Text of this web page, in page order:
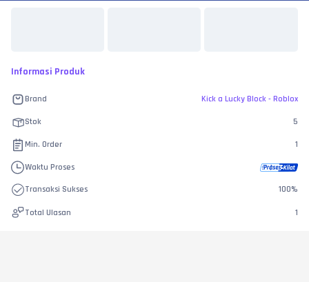
Informasi Produk
Brand Kick a Lucky Block - Roblox
Stok 5
Min. Order 1
Waktu Proses
Transaksi Sukses 100%
Total Ulasan 1